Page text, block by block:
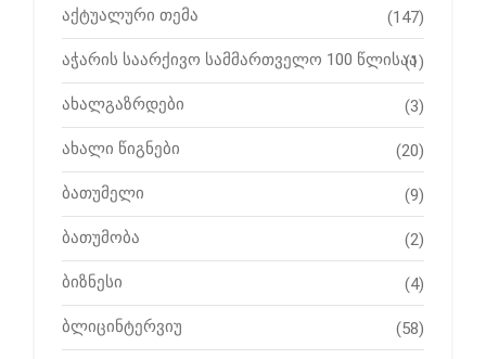
აქტუალური თემა (147)
აჭარის საარქივო სამმართველო 100 წლისაა
(1)
ახალგაზრდები (3)
ახალი წიგნები (20)
ბათუმელი (9)
ბათუმობა (2)
ბიზნესი (4)
ბლიცინტერვიუ (58)